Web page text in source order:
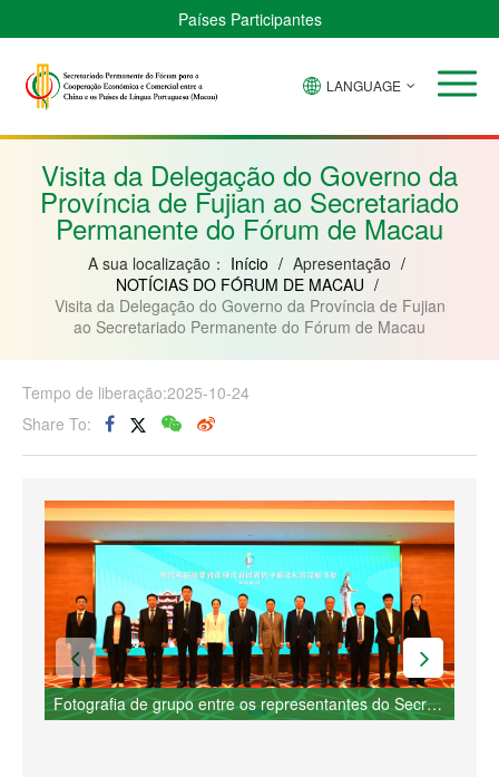
Países Participantes
Verde
Bissau
Guiné
Moçambique
LANGUAGE
Visita da Delegação do Governo da
Província de Fujian ao Secretariado
Permanente do Fórum de Macau
A sua localização： Início / Apresentação /
NOTÍCIAS DO FÓRUM DE MACAU /
Visita da Delegação do Governo da Província de Fujian
ao Secretariado Permanente do Fórum de Macau
Tempo de liberação:2025-10-24
Share To:
Fotografia de grupo entre os representantes do Secretariado e a delegação do Vice-Governador da Província de Fujian